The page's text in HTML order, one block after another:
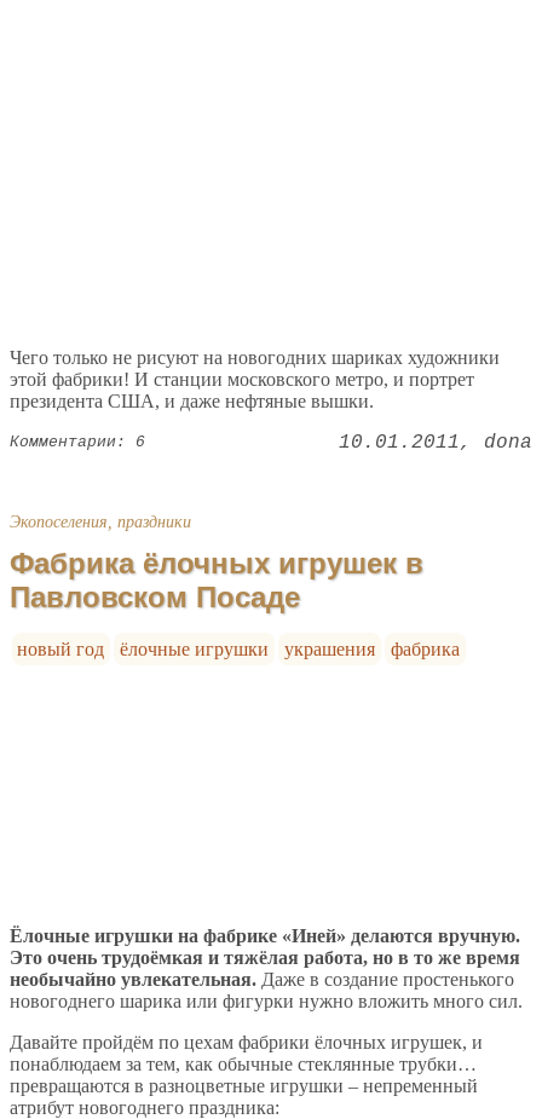
Чего только не рисуют на новогодних шариках художники
этой фабрики! И станции московского метро, и портрет
президента США, и даже нефтяные вышки.
Комментарии: 6 10.01.2011 dona
Экопоселения, праздники
Фабрика ёлочных игрушек в
Павловском Посаде
новый год ёлочные игрушки украшения фабрика
Ёлочные игрушки на фабрике «Иней» делаются вручную.
Это очень трудоёмкая и тяжёлая работа, но в то же время
необычайно увлекательная. Даже в создание простенького
новогоднего шарика или фигурки нужно вложить много сил.
Давайте пройдём по цехам фабрики ёлочных игрушек, и
понаблюдаем за тем, как обычные стеклянные трубки…
превращаются в разноцветные игрушки – непременный
атрибут новогоднего праздника: